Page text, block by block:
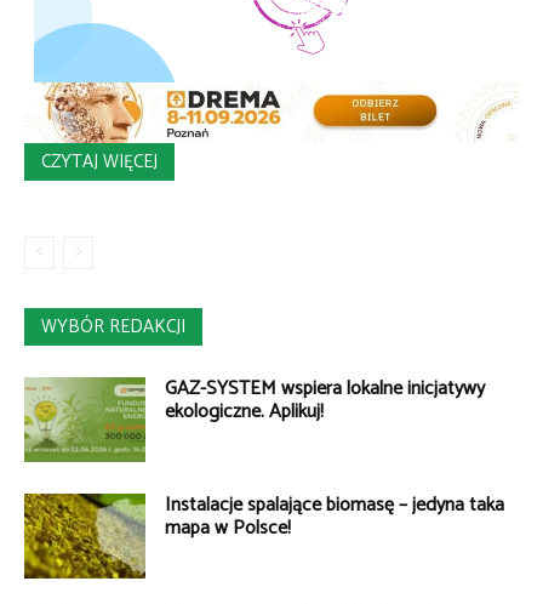
CZYTAJ WIĘCEJ
WYBÓR REDAKCJI
GAZ-SYSTEM wspiera lokalne inicjatywy
ekologiczne. Aplikuj!
Instalacje spalające biomasę – jedyna taka
mapa w Polsce!